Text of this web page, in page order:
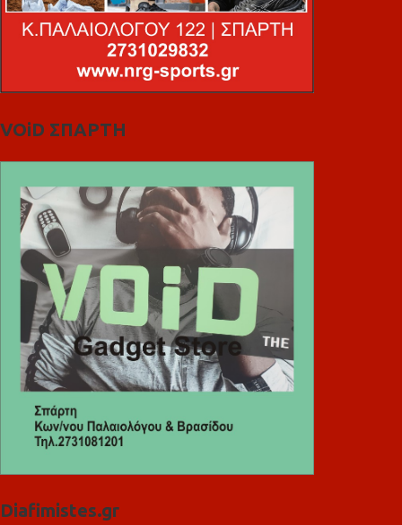
VOiD ΣΠΑΡΤΗ
Diafimistes.gr